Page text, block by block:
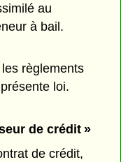
au
à bail.
règlements
loi.
de crédit »
de crédit,